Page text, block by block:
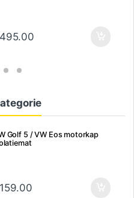
495.00
Golf 5 / VW Eos motorkap
159.00